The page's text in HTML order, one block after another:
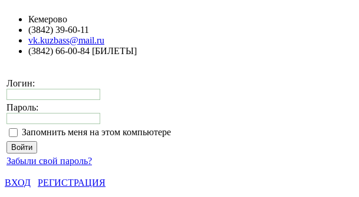
Кемерово
(3842) 39-60-11
vk.kuzbass@mail.ru
(3842) 66-00-84 [БИЛЕТЫ]
Логин:
Пароль:
Запомнить меня на этом компьютере
Забыли свой пароль?
ВХОД
РЕГИСТРАЦИЯ